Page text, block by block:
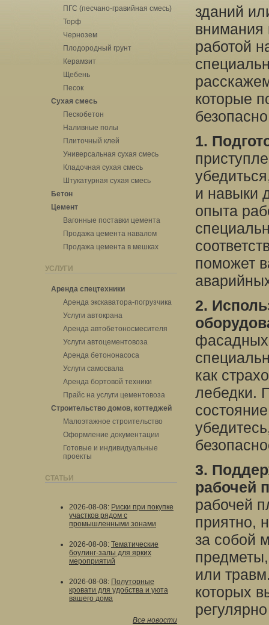
ПГС (песчано-гравийная смесь)
Торф
Чернозем
Плодородный грунт
Керамзит
Щебень
Песок
Сухая смесь
Пескобетон
Наливные полы
Плиточный клей
Универсальная сухая смесь
Кладочная сухая смесь
Штукатурная сухая смесь
Бетон
Цемент
Вагонные поставки цемента
Продажа цемента навалом
Продажа цемента в мешках
УСЛУГИ
Аренда спецтехники
Аренда экскаватора-погрузчика
Услуги автокрана
Аренда автобетоносмесителя
Услуги автоцементовоза
Аренда бетононасоса
Услуги самосвала
Аренда бортовой техники
Прайс на услуги цементовоза
Строительство домов, коттеджей
Малоэтажное строительство
Оформление документации
Готовые и индивидуальные
проекты
СТАТЬИ
2026-08-08: Риски при покупке
участков рядом с
промышленными зонами
2026-08-08: Тематические
боулинг-залы для ярких
мероприятий
2026-08-08: Полуторные
кровати для удобства и уюта
вашего дома
Все новости
зданий
внимания
работой
которые
1.
и навыки
опыта
поможет
2.
фасадных
как
лебедки.
3.
рабочей
рабочей
приятно,
за собой
или
которых